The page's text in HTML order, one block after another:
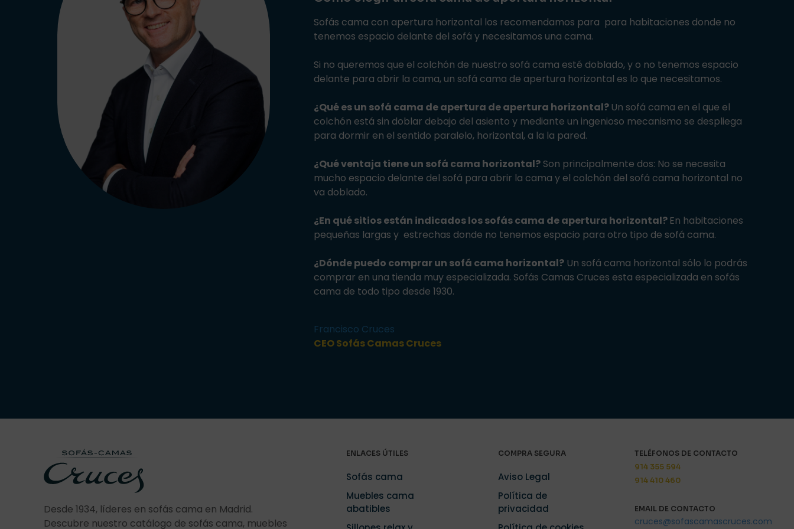
Sofás cama con apertura horizontal los recomendamos para para habitaciones donde no
tenemos espacio delante del sofá y necesitamos una cama.
Si no queremos que el colchón de nuestro sofá cama esté doblado, y o no tenemos espacio
delante para abrir la cama, un sofá cama de apertura horizontal es lo que necesitamos.
¿Qué es un sofá cama de apertura de apertura horizontal?Un sofá cama en el que el
colchón está sin doblar debajo del asiento y mediante un ingenioso mecanismo se despliega
para dormir en el sentido paralelo, horizontal, a la la pared.
¿Qué ventaja tiene un sofá cama horizontal?Son principalmente dos: No se necesita
mucho espacio delante del sofá para abrir la cama y el colchón del sofá cama horizontal no
va doblado.
¿En qué sitios están indicados los sofás cama de apertura horizontal?En habitaciones
pequeñas largas y estrechas donde no tenemos espacio para otro tipo de sofá cama.
¿Dónde puedo comprar un sofá cama horizontal?Un sofá cama horizontal sólo lo podrás
comprar en una tienda muy especializada. Sofás Camas Cruces esta especializada en sofás
cama de todo tipo desde 1930.
Francisco Cruces
CEO Sofás Camas Cruces
Desde 1934, líderes en sofás cama en Madrid.
Descubre nuestro catálogo de sofás cama, muebles
ENLACES ÚTILES
Sofás cama
Muebles cama
abatibles
COMPRA SEGURA
Aviso Legal
Política de
privacidad
TELÉFONOS DE CONTACTO
914 355 594
914 410 460
EMAIL DE CONTACTO
cruces@sofascamascruces.com